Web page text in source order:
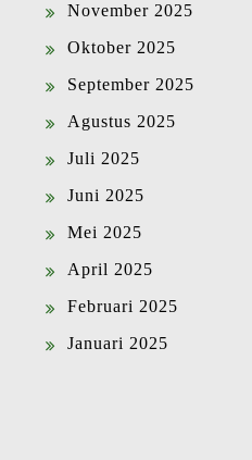
November 2025
Oktober 2025
September 2025
Agustus 2025
Juli 2025
Juni 2025
Mei 2025
April 2025
Februari 2025
Januari 2025